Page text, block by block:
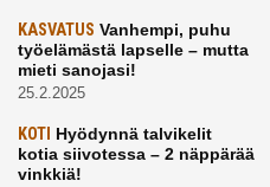
KASVATUS Vanhempi, puhu
työelämästä lapselle – mutta
mieti sanojasi!
25.2.2025
KOTI Hyödynnä talvikelit
kotia siivotessa – 2 näppärää
vinkkiä!